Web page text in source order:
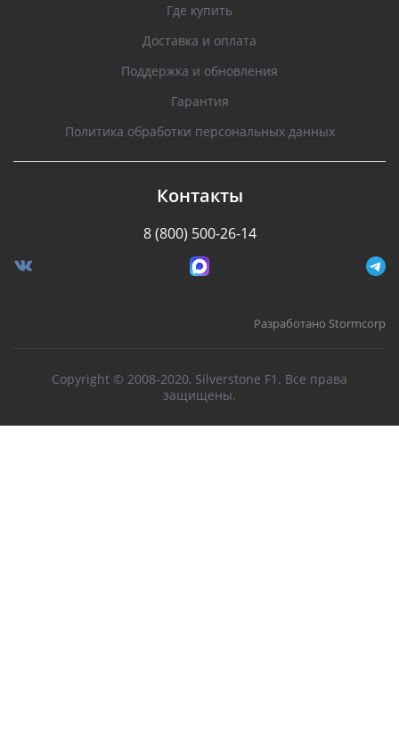
Где купить
Доставка и оплата
Поддержка и обновления
Гарантия
Политика обработки персональных данных
Контакты
8 (800) 500-26-14
Разработано Stormcorp
Copyright © 2008-2020, Silverstone F1. Все права
защищены.